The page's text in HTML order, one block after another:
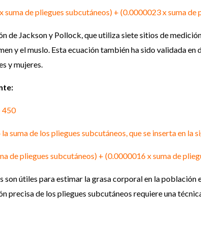
suma de pliegues subcutáneos) + (0.0000023 x suma
de Jackson y Pollock, que utiliza siete sitios de
y el muslo. Esta ecuación también ha sido validada
y mujeres.
450
suma de los pliegues subcutáneos, que se inserta en la
de pliegues subcutáneos) + (0.0000016 x suma de
útiles para estimar la grasa corporal en la población
precisa de los pliegues subcutáneos requiere una